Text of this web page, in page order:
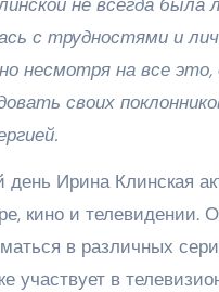
с трудностями и
несмотря на все это,
своих
день Ирина Клинская
кино и телевидении.
в различных
участвует в